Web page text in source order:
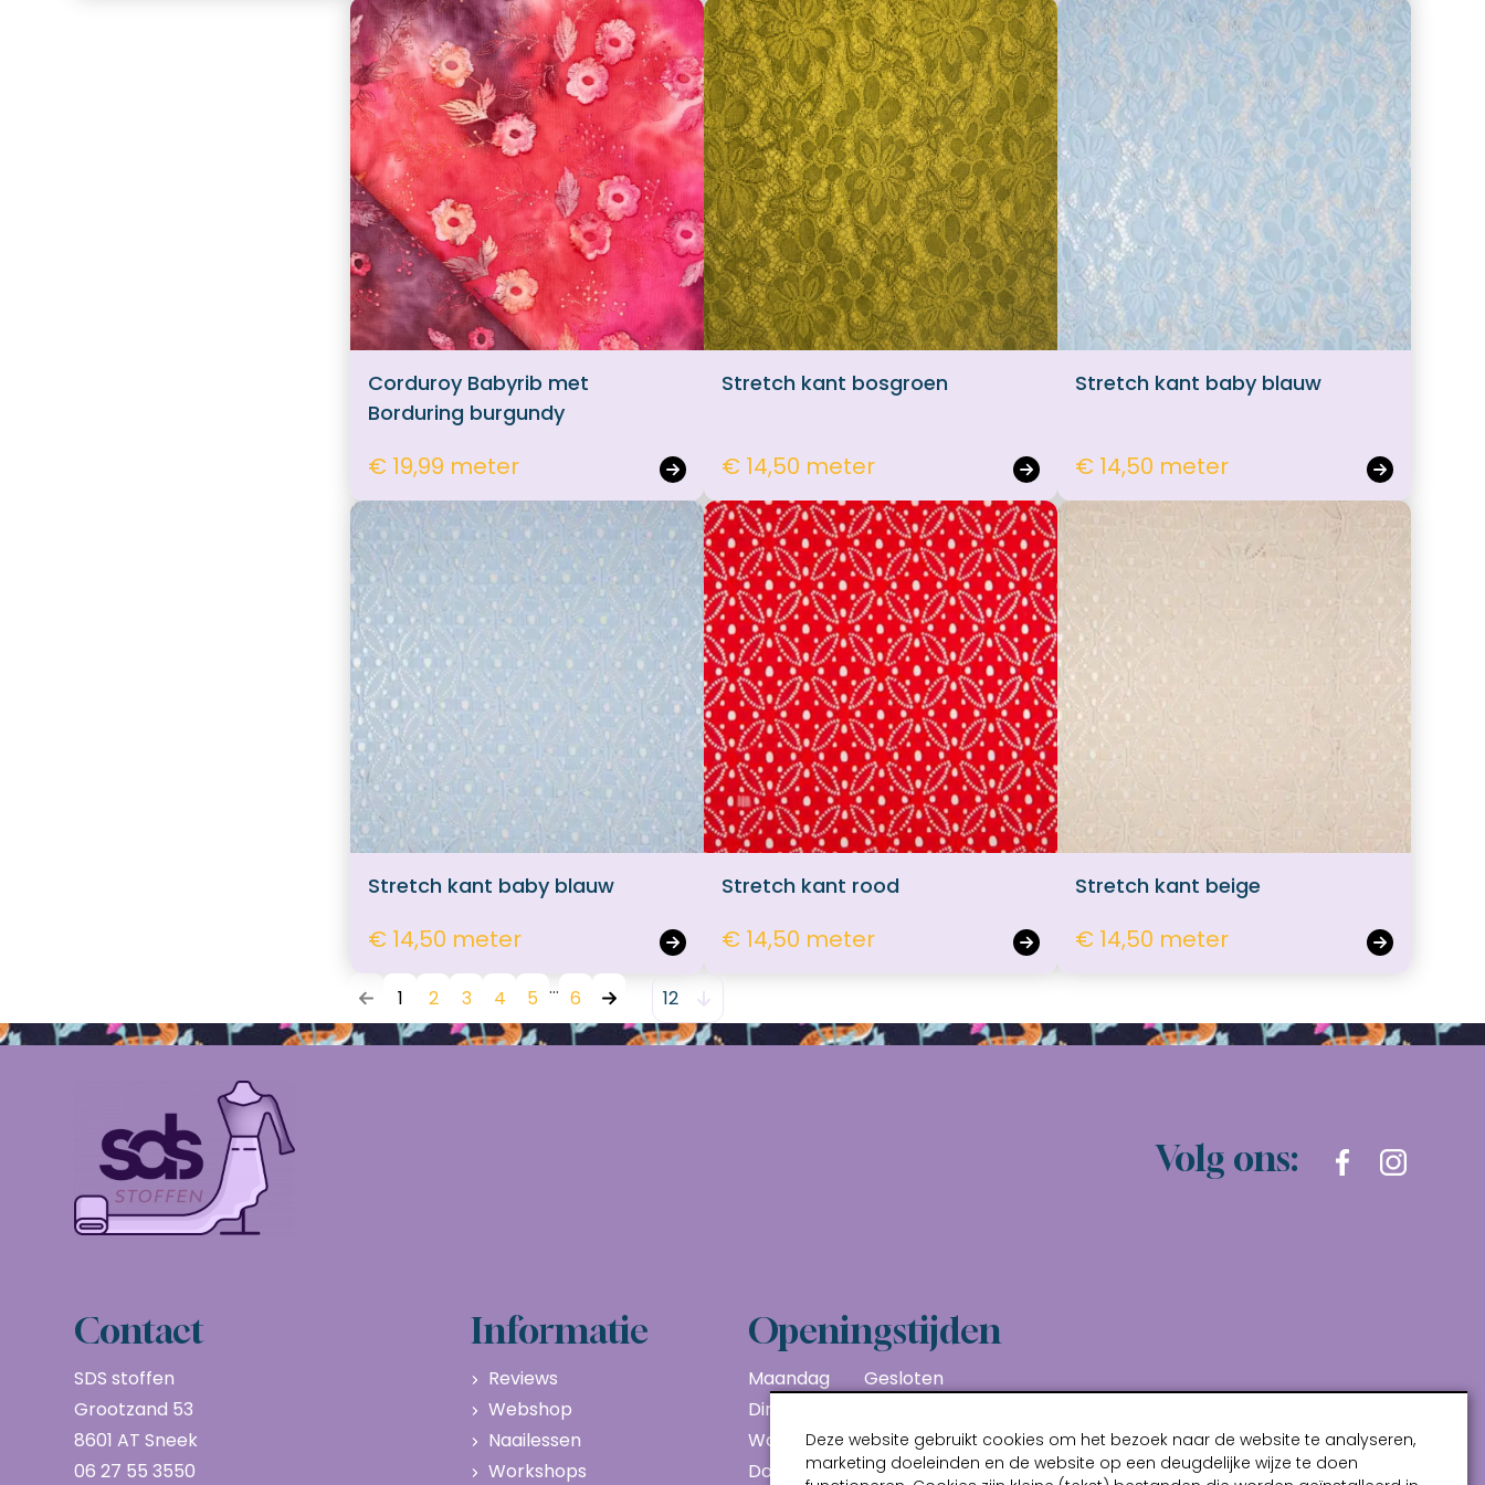
Corduroy Babyrib met
Borduring burgundy
€ 19,99 meter
Stretch kant bosgroen
€ 14,50 meter
Stretch kant baby blauw
€ 14,50 meter
Stretch kant baby blauw
€ 14,50 meter
Stretch kant rood
€ 14,50 meter
Stretch kant beige
€ 14,50 meter
1 2 3 4 5 6
Volg ons:
Contact
SDS stoffen
Grootzand 53
8601 AT Sneek
06 27 55 3550
Informatie
Reviews
Webshop
Naailessen
Workshops
Openingstijden
Maandag
Gesloten
Dinsdag
Woensdag
10:00 - 17:00
Donderdag
10:00 - 17:00
Deze website gebruikt cookies om het bezoek naar de website te analyseren,
marketing doeleinden en de website op een deugdelijke wijze te doen